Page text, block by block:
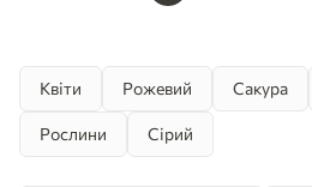
Квіти Рожевий Сакура
Рослини Сірий